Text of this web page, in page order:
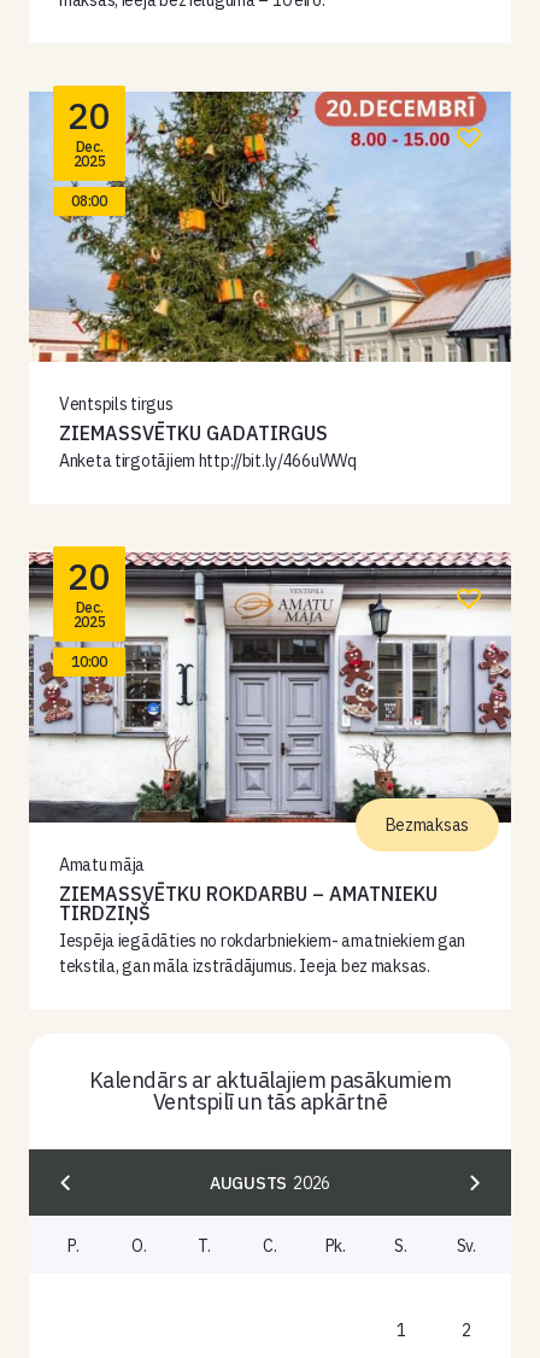
20
Dec.
2025
08:00
Ventspils tirgus
ZIEMASSVĒTKU GADATIRGUS
Anketa tirgotājiem http://bit.ly/466uWWq
20
Dec.
2025
10:00
Amatu māja
ZIEMASSVĒTKU ROKDARBU – AMATNIEKU
TIRDZIŅŠ
Iespēja iegādāties no rokdarbniekiem- amatniekiem gan
tekstila, gan māla izstrādājumus. Ieeja bez maksas.
Bezmaksas
Kalendārs ar aktuālajiem pasākumiem
Ventspilī un tās apkārtnē
AUGUSTS 2026
P. O. T. C. Pk. S. Sv.
1 2